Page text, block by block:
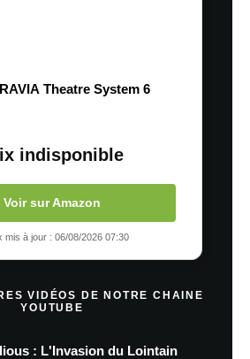
Theatre System 6
indisponible
Voir sur Amazon
mis à jour : 06/08/2026 07:30
VIDÉOS DE NOTRE CHAINE
YOUTUBE
: L'Invasion du Lointain